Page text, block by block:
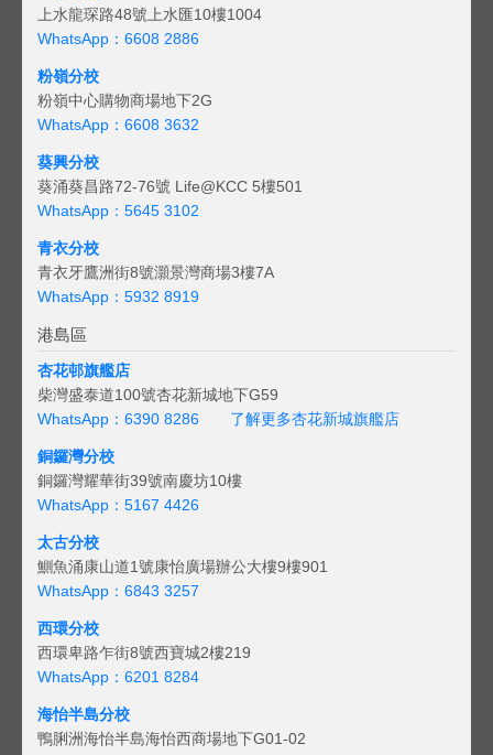
上水龍琛路48號上水匯10樓1004
WhatsApp：6608 2886
粉嶺分校
粉嶺中心購物商場地下2G
WhatsApp：6608 3632
葵興分校
葵涌葵昌路72-76號 Life@KCC 5樓501
WhatsApp：5645 3102
青衣分校
青衣牙鷹洲街8號灝景灣商場3樓7A
WhatsApp：5932 8919
港島區
杏花邨旗艦店
柴灣盛泰道100號杏花新城地下G59
WhatsApp：6390 8286
了解更多杏花新城旗艦店
銅鑼灣分校
銅鑼灣耀華街39號南慶坊10樓
WhatsApp：5167 4426
太古分校
鰂魚涌康山道1號康怡廣場辦公大樓9樓901
WhatsApp：6843 3257
西環分校
西環卑路乍街8號西寶城2樓219
WhatsApp：6201 8284
海怡半島分校
鴨脷洲海怡半島海怡西商場地下G01-02